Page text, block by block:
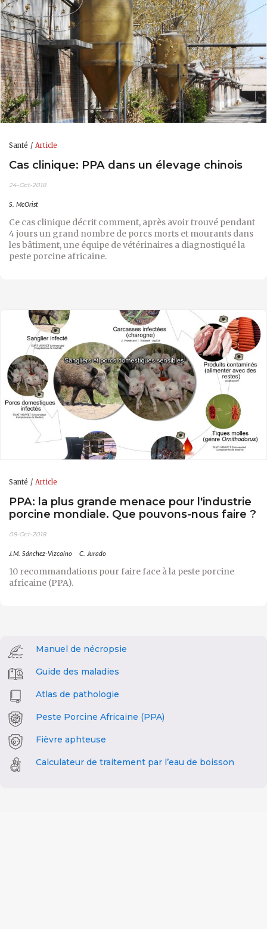
Santé Article
Cas clinique: PPA dans un élevage chinois
24-Oct-2018
S. McOrist
Ce cas clinique décrit comment, après avoir trouvé pendant
4 jours un grand nombre de porcs morts et mourants dans
les bâtiment, une équipe de vétérinaires a diagnostiqué la
peste porcine africaine.
Santé Article
PPA: la plus grande menace pour l'industrie
porcine mondiale. Que pouvons-nous faire ?
08-Oct-2018
J.M. Sánchez-Vizcaíno C. Jurado
10 recommandations pour faire face à la peste porcine
africaine (PPA).
Manuel de nécropsie
Guide des maladies
Atlas de pathologie
Peste Porcine Africaine (PPA)
Fièvre aphteuse
Calculateur de traitement par l’eau de boisson